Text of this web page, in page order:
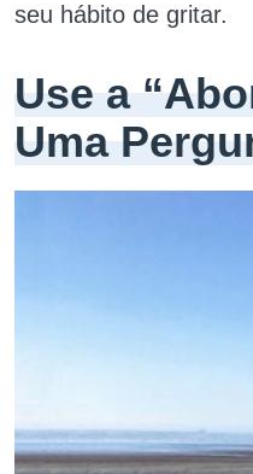
seu hábito de gritar.
Use a
Uma